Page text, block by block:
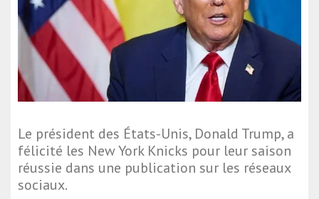
Le président des États-Unis, Donald Trump, a
félicité les New York Knicks pour leur saison
réussie dans une publication sur les réseaux
sociaux.